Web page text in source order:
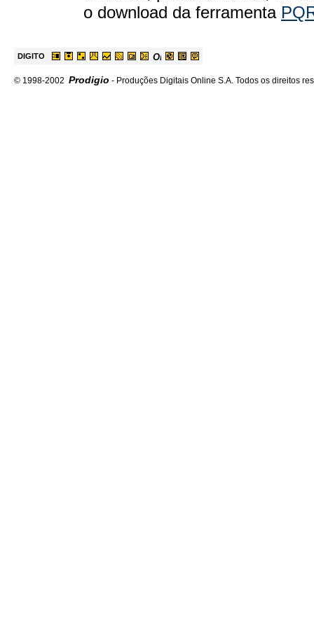
o download da ferramenta
DIGITO
© 1998-2002 Prodigio - Produções Digitais Online S.A. Todos os direitos